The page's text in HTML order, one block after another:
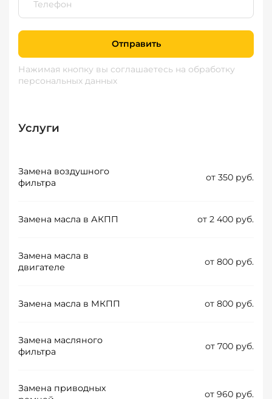
Отправить
Нажимая кнопку вы соглашаетесь на обработку
персональных данных
Услуги
Замена воздушного
фильтра
от 350 руб.
Замена масла в АКПП от 2 400 руб.
Замена масла в
двигателе
от 800 руб.
Замена масла в МКПП от 800 руб.
Замена масляного
фильтра
от 700 руб.
Замена приводных
от 960 руб.